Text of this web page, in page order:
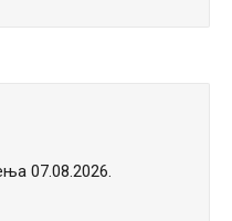
07.08.2026.